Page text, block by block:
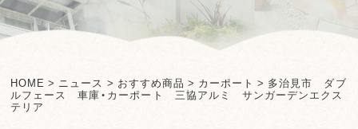
HOME > ニュース > おすすめ商品 > カーポート > 多治見市 ダブ
ルフェース 車庫・カーポート 三協アルミ サンガーデンエクス
テリア